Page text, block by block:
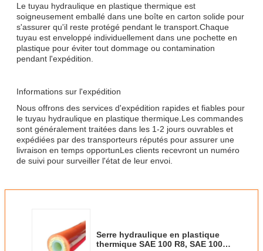
Le tuyau hydraulique en plastique thermique est
soigneusement emballé dans une boîte en carton solide pour
s'assurer qu'il reste protégé pendant le transport.Chaque
tuyau est enveloppé individuellement dans une pochette en
plastique pour éviter tout dommage ou contamination
pendant l'expédition.
Informations sur l'expédition
Nous offrons des services d'expédition rapides et fiables pour
le tuyau hydraulique en plastique thermique.Les commandes
sont généralement traitées dans les 1-2 jours ouvrables et
expédiées par des transporteurs réputés pour assurer une
livraison en temps opportunLes clients recevront un numéro
de suivi pour surveiller l'état de leur envoi.
Serre hydraulique en plastique
thermique SAE 100 R8, SAE 100